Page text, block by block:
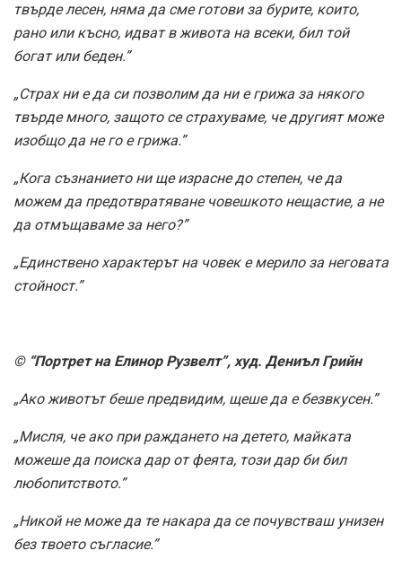
твърде лесен, няма да сме готови за бурите, които,
рано или късно, идват в живота на всеки, бил той
богат или беден.”
„Страх ни е да си позволим да ни е грижа за някого
твърде много, защото се страхуваме, че другият може
изобщо да не го е грижа.”
„Кога съзнанието ни ще израсне до степен, че да
можем да предотвратяване човешкото нещастие, а не
да отмъщаваме за него?”
„Единствено характерът на човек е мерило за неговата
стойност.”
© “Портрет на Елинор Рузвелт”, худ. Дениъл Грийн
„Ако животът беше предвидим, щеше да е безвкусен.”
„Мисля, че ако при раждането на детето, майката
можеше да поиска дар от феята, този дар би бил
любопитството.”
„Никой не може да те накара да се почувстваш унизен
без твоето съгласие.”